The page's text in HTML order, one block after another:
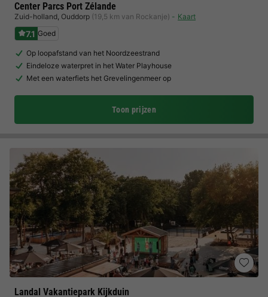
Center Parcs Port Zélande
Zuid-holland, Ouddorp (19,5 km van Rockanje) Kaart
7.1 Goed
Op loopafstand van het Noordzeestrand
Eindeloze waterpret in het Water Playhouse
Met een waterfiets het Grevelingenmeer op
Toon prijzen
Landal Vakantiepark Kijkduin